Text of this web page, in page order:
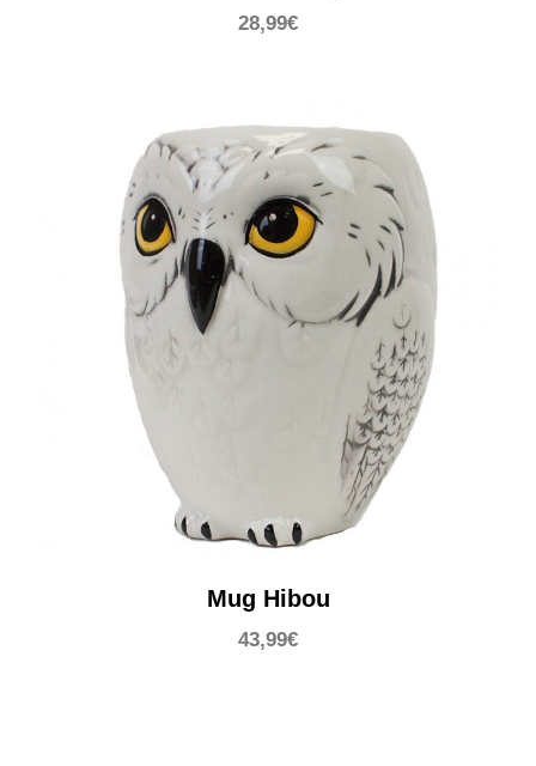
28,99€
Mug Hibou
43,99€